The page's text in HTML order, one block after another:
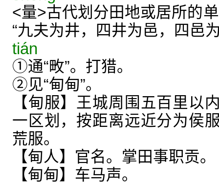
<量>古代划分田地或居所的
“九夫为井，四井为邑，四邑
tián
①通“畋”。打猎。
②见“甸甸”。
【甸服】王城周围五百里以
一区划，按距离远近分为侯
荒服。
【甸人】官名。掌田事职贡。
【甸甸】车马声。